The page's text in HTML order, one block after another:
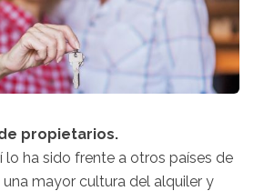
propietarios.
lo ha sido frente a otros países de
mayor cultura del alquiler y